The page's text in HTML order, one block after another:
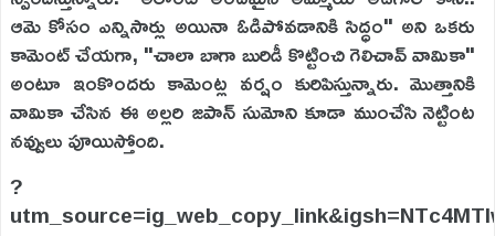
ఆమె కోసం ఎన్నిసార్లు అయినా ఓడిపోవడానికి సిద్ధం" అని ఒకరు
కామెంట్ చేయగా, "చాలా బాగా బురిడీ కొట్టించి గెలిచావ్ వామికా"
అంటూ ఇంకొందరు కామెంట్ల వర్షం కురిపిస్తున్నారు. మొత్తానికి
వామికా చేసిన ఈ అల్లరి జపాన్ సుమోని కూడా ముంచేసి నెట్టింట
నవ్వులు పూయిస్తోంది.
?